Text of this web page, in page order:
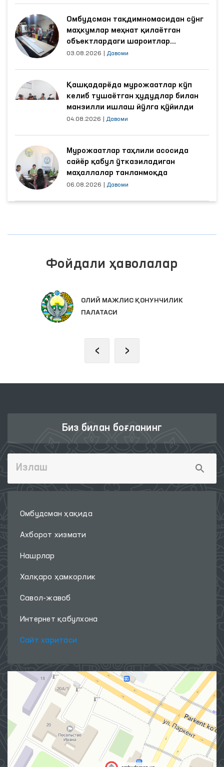
Омбудсман тақдимномасидан сўнг
маҳкумлар меҳнат қилаётган
объектлардаги шароитлар
яхшиланди
03.08.2026 Давоми
Қашқадарёда мурожаатлар кўп
келиб тушаётган ҳудудлар билан
манзилли ишлаш йўлга қўйилди
04.08.2026 Давоми
Мурожаатлар таҳлили асосида
сайёр қабул ўтказиладиган
маҳаллалар танланмоқда
06.08.2026 Давоми
Фойдали ҳаволалар
ОЛИЙ МАЖЛИС ҚОНУНЧИЛИК
ПАЛАТАСИ
‹ ›
Биз билан боғланинг
Омбудсман ҳақида
Ахборот хизмати
Нашрлар
Халқаро ҳамкорлик
Савол-жавоб
Интернет қабулхона
Сайт харитаси